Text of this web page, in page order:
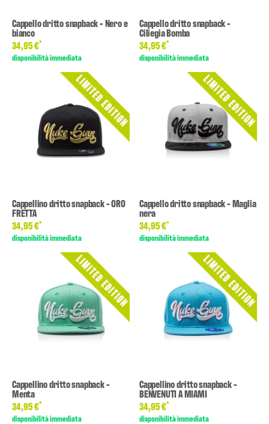
Cappello dritto snapback - Nero e
bianco
34,95 €*
disponibilità immediata
Cappello dritto snapback -
Ciliegia Bomba
34,95 €*
disponibilità immediata
Cappellino dritto snapback - ORO
FRETTA
34,95 €*
disponibilità immediata
Cappello dritto snapback - Maglia
nera
34,95 €*
disponibilità immediata
Cappellino dritto snapback -
Menta
34,95 €*
disponibilità immediata
Cappellino dritto snapback -
BENVENUTI A MIAMI
34,95 €*
disponibilità immediata